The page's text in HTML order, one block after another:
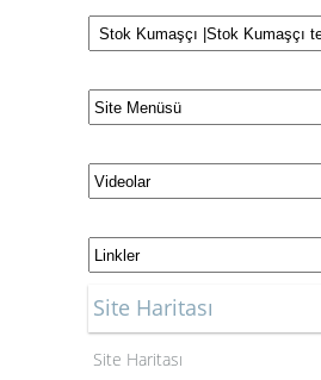
Site Haritası
Site Haritası